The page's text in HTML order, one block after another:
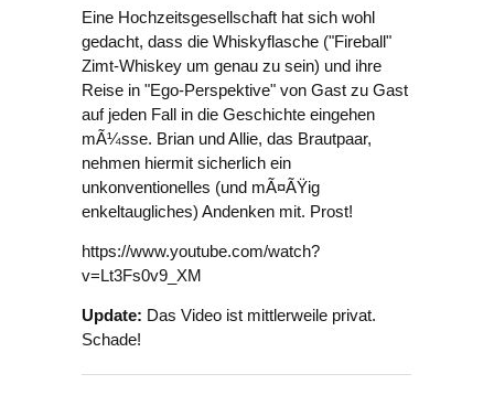
Eine Hochzeitsgesellschaft hat sich wohl
gedacht, dass die Whiskyflasche ("Fireball"
Zimt-Whiskey um genau zu sein) und ihre
Reise in "Ego-Perspektive" von Gast zu Gast
auf jeden Fall in die Geschichte eingehen
mÃ¼sse. Brian und Allie, das Brautpaar,
nehmen hiermit sicherlich ein
unkonventionelles (und mÃ¤ÃŸig
enkeltaugliches) Andenken mit. Prost!
https://www.youtube.com/watch?
v=Lt3Fs0v9_XM
Update: Das Video ist mittlerweile privat.
Schade!